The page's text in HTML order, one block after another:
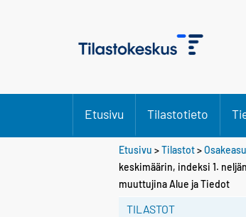
Etusivu Tilastotieto
Etusivu >Tilastot>
keskimäärin, indeksi 1.
muuttujina Alue ja Tiedot
TILASTOT